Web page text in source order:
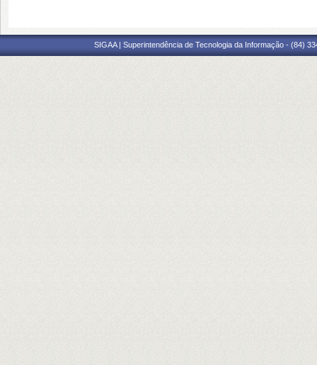
SIGAA | Superintendência de Tecnologia da Informação - (84)